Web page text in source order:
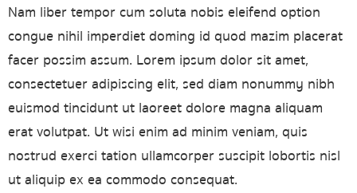
Nam liber tempor cum soluta nobis eleifend option
congue nihil imperdiet doming id quod mazim placerat
facer possim assum. Lorem ipsum dolor sit amet,
consectetuer adipiscing elit, sed diam nonummy nibh
euismod tincidunt ut laoreet dolore magna aliquam
erat volutpat. Ut wisi enim ad minim veniam, quis
nostrud exerci tation ullamcorper suscipit lobortis nisl
ut aliquip ex ea commodo consequat.